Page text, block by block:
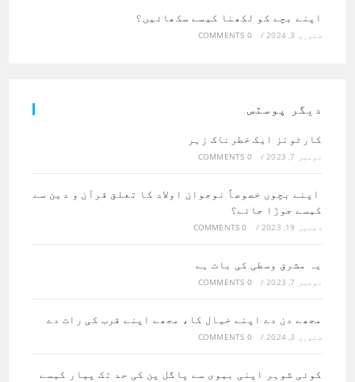
اپنے بچے کو لکھنا کیسے سکھائیں؟
جنوری 3, 2024 /
0 COMMENTS
دیگر پوسٹس
کارٹونز ایک خطرناک زہر
نومبر 7, 2023 /
0 COMMENTS
اپنے بچوں خصوصاً نوجوان اولاد کا تعلق قرآن و دین سے
کیسے جوڑا جائے؟
دسمبر 19, 2023 /
0 COMMENTS
یہ مشرق وسطی کی بات ہے
نومبر 7, 2023 /
0 COMMENTS
مجھے دن دے اپنے خیال کا، مجھے اپنے قرب کی رات دے
جنوری 3, 2024 /
0 COMMENTS
کوئی شوہر اپنی بیوی سے پاگل پن کی حد تک پیار کیسے